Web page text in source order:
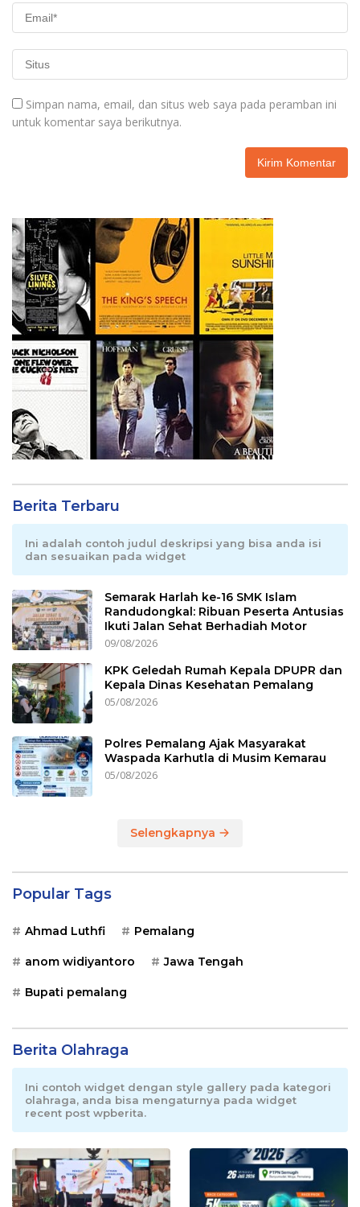
Simpan nama, email, dan situs web saya pada peramban ini
untuk komentar saya berikutnya.
Berita Terbaru
Ini adalah contoh judul deskripsi yang bisa anda isi
dan sesuaikan pada widget
Semarak Harlah ke-16 SMK Islam
Randudongkal: Ribuan Peserta Antusias
Ikuti Jalan Sehat Berhadiah Motor
09/08/2026
KPK Geledah Rumah Kepala DPUPR dan
Kepala Dinas Kesehatan Pemalang
05/08/2026
Polres Pemalang Ajak Masyarakat
Waspada Karhutla di Musim Kemarau
05/08/2026
Selengkapnya
Popular Tags
Ahmad Luthfi Pemalang
anom widiyantoro Jawa Tengah
Bupati pemalang
Berita Olahraga
Ini contoh widget dengan style gallery pada kategori
olahraga, anda bisa mengaturnya pada widget
recent post wpberita.